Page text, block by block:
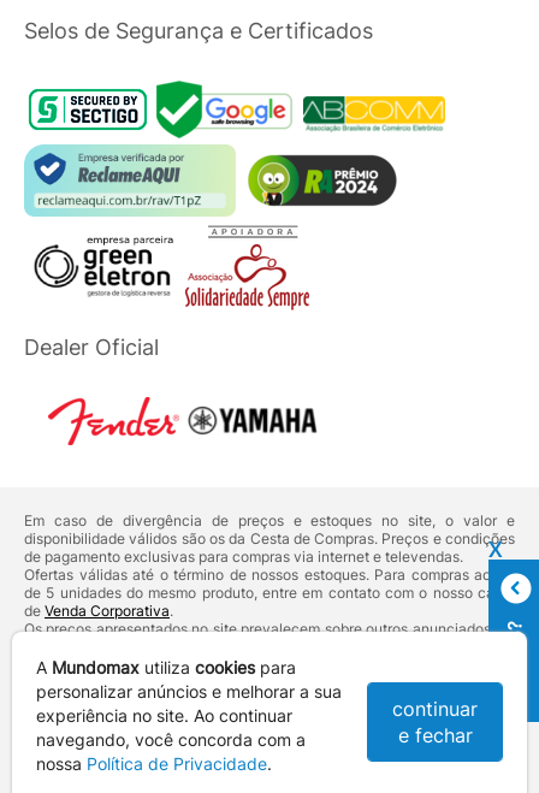
X
DÚVIDAS?
Selos de Segurança e Certificados
Dealer Oficial
Em caso de divergência de preços e estoques no site, o valor e
disponibilidade válidos são os da Cesta de Compras. Preços e condições
de pagamento exclusivas para compras via internet e televendas.
Ofertas válidas até o término de nossos estoques. Para compras acima
de 5 unidades do mesmo produto, entre em contato com o nosso canal
de Venda Corporativa.
Os preços apresentados no site prevalecem sobre outros anunciados em
Defesa do Consumidor:Lei nº 8.078.
Vendas sujeitas à confirmação de dados e análises de crédito e risco.
Razão Social: Hayamax Distribuidora de Produtos Eletrônicos Ltda -
CNPJ: 01.725.627/0002-53 - Endereço: R. Senador Souza Naves, 9 -
Centro - CEP: 86010-921 - Londrina / PR
Mundomax. 2007 - 2026 - Todos os direitos reservados. - Fotos e
A Mundomax utiliza cookiespara
personalizar anúncios e melhorar a sua
experiência no site. Ao continuar
navegando, você concorda com a
nossa Política de Privacidade.
continuar
e fechar